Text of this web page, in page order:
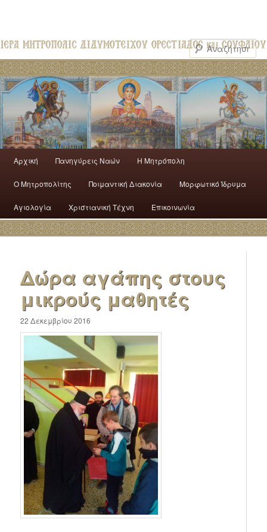
Αρχική Πανηγύρεις Ναών H Mητρόπολη
Ο Mητροπολίτης Ποιμαντική Διακονία Μορφωτικό Ίδρυμα
Αγιολογία Χριστιανική Τέχνη Επικοινωνία
Δώρα αγάπης στους
μικρούς μαθητές
22 Δεκεμβρίου 2016